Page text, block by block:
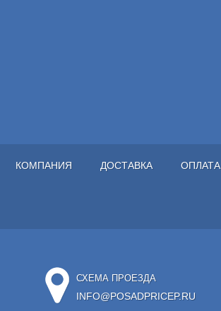
КОМПАНИЯ ДОСТАВКА ОПЛАТА
СХЕМА ПРОЕЗДА
INFO@POSADPRICEP.RU